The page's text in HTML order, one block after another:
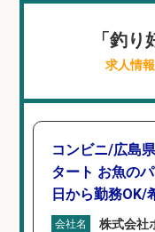
「釣
求人情
コンビニ/広島
タート お魚の
日から勤務OK/
会社名 株式会社